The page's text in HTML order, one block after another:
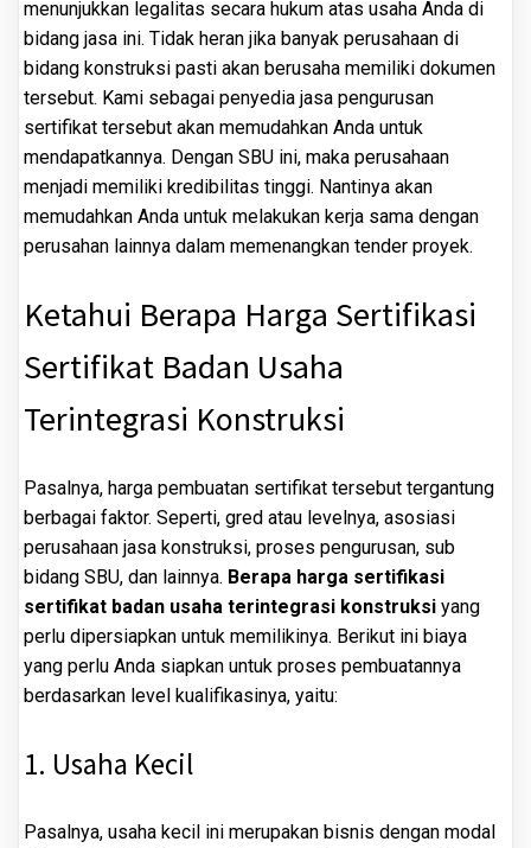
menunjukkan legalitas secara hukum atas usaha Anda di
bidang jasa ini. Tidak heran jika banyak perusahaan di
bidang konstruksi pasti akan berusaha memiliki dokumen
tersebut. Kami sebagai penyedia jasa pengurusan
sertifikat tersebut akan memudahkan Anda untuk
mendapatkannya. Dengan SBU ini, maka perusahaan
menjadi memiliki kredibilitas tinggi. Nantinya akan
memudahkan Anda untuk melakukan kerja sama dengan
perusahan lainnya dalam memenangkan tender proyek.
Ketahui Berapa Harga Sertifikasi
Sertifikat Badan Usaha
Terintegrasi Konstruksi
Pasalnya, harga pembuatan sertifikat tersebut tergantung
berbagai faktor. Seperti, gred atau levelnya, asosiasi
perusahaan jasa konstruksi, proses pengurusan, sub
bidang SBU, dan lainnya. Berapa harga sertifikasi
sertifikat badan usaha terintegrasi konstruksi yang
perlu dipersiapkan untuk memilikinya. Berikut ini biaya
yang perlu Anda siapkan untuk proses pembuatannya
berdasarkan level kualifikasinya, yaitu:
1. Usaha Kecil
Pasalnya, usaha kecil ini merupakan bisnis dengan modal